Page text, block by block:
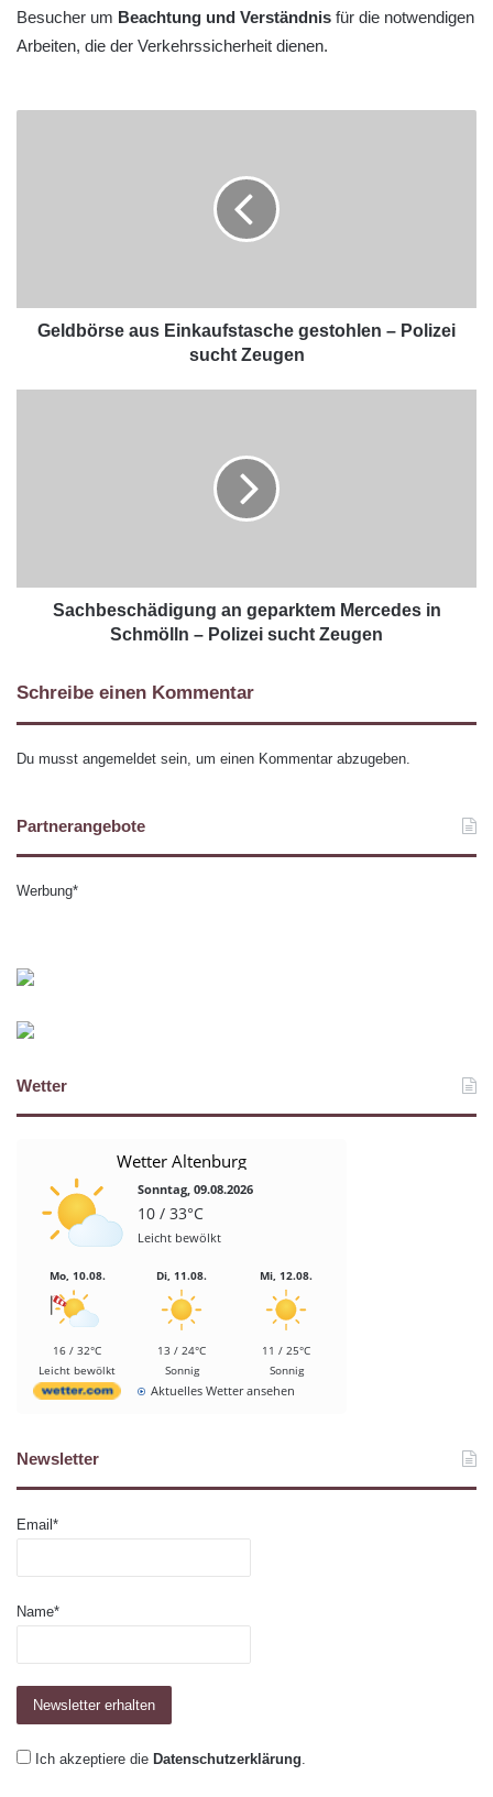
Besucher um Beachtung und Verständnis für die notwendigen
Arbeiten, die der Verkehrssicherheit dienen.
Geldbörse aus Einkaufstasche gestohlen – Polizei
sucht Zeugen
Sachbeschädigung an geparktem Mercedes in
Schmölln – Polizei sucht Zeugen
Schreibe einen Kommentar
Du musst angemeldet sein, um einen Kommentar abzugeben.
Partnerangebote
Werbung*
Wetter
Wetter Altenburg
Sonntag, 09.08.2026
10 / 33°C
Leicht bewölkt
Mo, 10.08.
16 / 32°C
Leicht bewölkt
Di, 11.08.
13 / 24°C
Sonnig
Mi, 12.08.
11 / 25°C
Sonnig
Aktuelles Wetter ansehen
Newsletter
Email*
Name*
Ich akzeptiere die Datenschutzerklärung.